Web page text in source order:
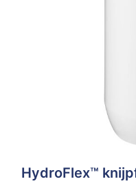
HydroFlex™